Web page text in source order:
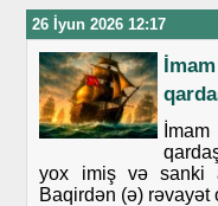
26 İyun 2026 12:17
yox imiş və sanki
Baqirdən (ə) rəvayət